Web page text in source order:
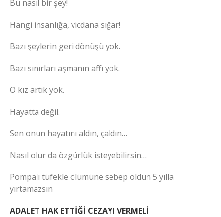
Bu nasıl bir şey!
Hangi insanlığa, vicdana sığar!
Bazı şeylerin geri dönüşü yok.
Bazı sınırları aşmanın affı yok.
O kız artık yok.
Hayatta değil.
Sen onun hayatını aldın, çaldın…
Nasıl olur da özgürlük isteyebilirsin…
Pompalı tüfekle ölümüne sebep oldun 5 yılla
yırtamazsın
ADALET HAK ETTİĞİ CEZAYI VERMELİ